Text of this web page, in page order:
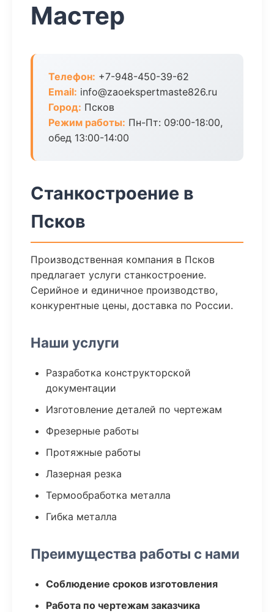
Мастер
Телефон: +7-948-450-39-62
Email: info@zaoekspertmaste826.ru
Город: Псков
Режим работы: Пн-Пт: 09:00-18:00,
обед 13:00-14:00
Станкостроение в
Псков
Производственная компания в Псков
предлагает услуги станкостроение.
Серийное и единичное производство,
конкурентные цены, доставка по России.
Наши услуги
Разработка конструкторской
документации
Изготовление деталей по чертежам
Фрезерные работы
Протяжные работы
Лазерная резка
Термообработка металла
Гибка металла
Преимущества работы с нами
Соблюдение сроков изготовления
Работа по чертежам заказчика